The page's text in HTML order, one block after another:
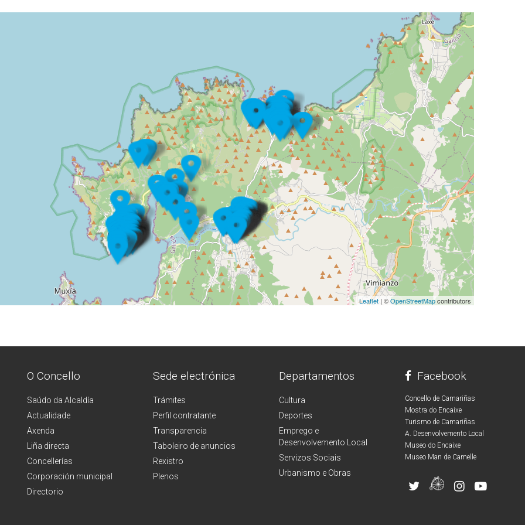
Leaflet | ©OpenStreetMapcontributors
O Concello
Saúdo da Alcaldía
Actualidade
Axenda
Liña directa
Concellerías
Corporación municipal
Directorio
Sede electrónica
Trámites
Perfil contratante
Transparencia
Taboleiro de anuncios
Rexistro
Plenos
Departamentos
Cultura
Deportes
Emprego e
Desenvolvemento Local
Servizos Sociais
Urbanismo e Obras
Facebook
Concello de Camariñas
Mostra do Encaixe
Turismo de Camariñas
A. Desenvolvemento Local
Museo do Encaixe
Museo Man de Camelle